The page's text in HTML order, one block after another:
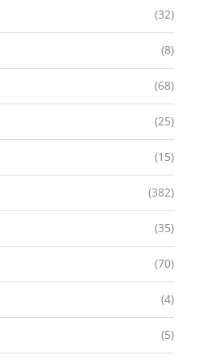
(32)
(8)
(68)
(25)
(15)
(382)
(35)
(70)
(4)
(5)